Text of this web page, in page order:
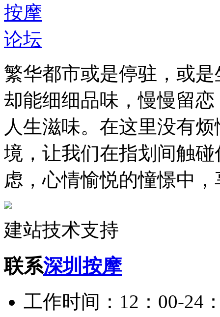
繁华都市或是停驻，或
却能细细品味，慢慢留
人生滋味。在这里没有
境，让我们在指划间触
虑，心情愉悦的憧憬中
建站技术支持
联系深圳按摩
工作时间：12：00-24